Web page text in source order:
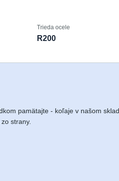
Trieda ocele
R200
pamätajte - koľaje v našom
strany.